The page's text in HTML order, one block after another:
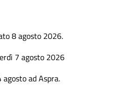
8 agosto 2026.
7 agosto 2026
ad Aspra.